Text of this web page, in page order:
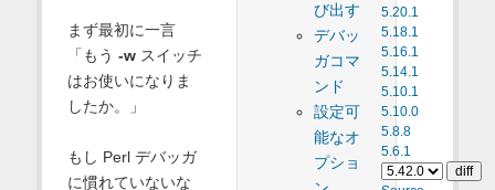
5.20.1
5.18.1
5.16.1
5.14.1
5.10.1
5.10.0
5.8.8
5.6.1
び出す
デバッ
ガコマ
ンド
設定可
能なオ
プショ
まず最初に一言
「もう -wスイッチ
はお使いになりま
したか。」
もし Perl デバッガ
に慣れていないな